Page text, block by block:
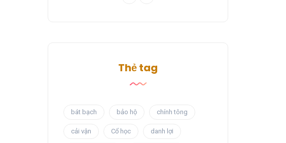
Thẻ tag
bát bạch bảo hộ chính tông
cải vận Cổ học danh lợi